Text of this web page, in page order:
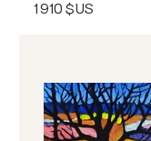
1 910 $US